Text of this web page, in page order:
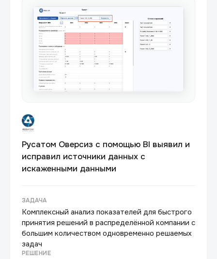
Русатом Оверсиз с помощью BI выявил и
исправил источники данных с
искаженными данными
ЗАДАЧА
Комплексный анализ показателей для быстрого
принятия решений в распределённой компании с
большим количеством одновременно решаемых
задач
РЕШЕНИЕ